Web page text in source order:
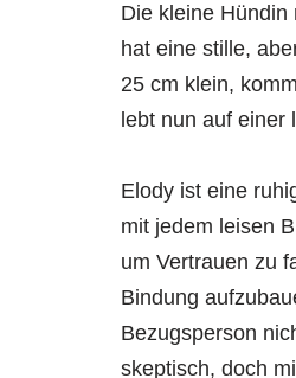
Die kleine
hat eine stille,
25 cm klein,
lebt nun auf
Elody ist eine
mit jedem leisen
um Vertrauen zu
Bindung
Bezugsperson
skeptisch, doch